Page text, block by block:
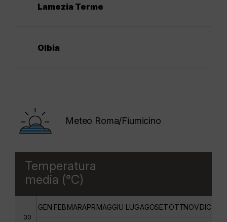
Lamezia Terme
Olbia
Meteo Roma/Fiumicino
Temperatura
media (°C)
30
GEN FEBMARAPRMAGGIU LUGAGOSETOTTNOVDIC